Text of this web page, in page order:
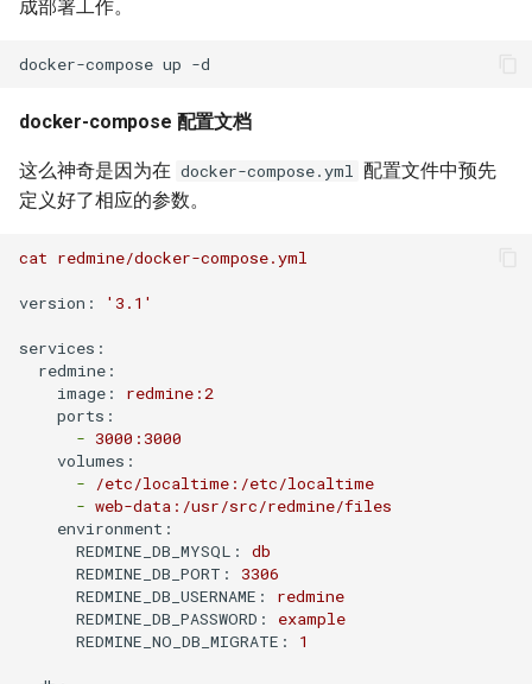
crontab
DockerFile COPY绝对路径报
Docker 数据卷
Docker cp 命令
install安装扩展模块？
如何为Alpine容器安装Perl套
没有LVM逻辑卷如何扩展
Docker存储空间？
Alpine容器更改正确时区
Docker stats命令
Selinux
CentOS 7 配置网络
CentOS 7 扩展root根分区
清除Linux系统登陆信息
screen 命令
brctl 命令
Linux 前台与后台
CentOS irqbalance导致高负载
使用 Pecl 安装 intl扩展
rabbitmq 3 安装与配置
ldd 命令
python 列表基本操作
python 序列和列表
python以脚本方式运行
Memcached 服务启动脚本
CentOS 配置多IP脚本
while 循环中ssh命令自动退
echo 字背景颜色和文字颜色
XenServer 使用命令行更新补
重
Xen 半虚拟化(PV)和完全虚拟
XenServer 销毁指定的 VDI
XenServer 隐藏的虚拟机
XenServer 主机池变更Master
XenServer 创建 Windows 实
XenServer 建立本地ISO SR库
Squid 正向代理
Squid 隐藏头部信息
Squid Forwarding loop
detected
LVS UDP服务测试
LVS + Keepalived 生产环境参
LVS HA(Keepalived)
LVS RealServer绑定VIP脚本
Mysql sleep()函数
Postgresql 导出与导入示例
redis 常用命令
Mysql 设置sql_mode
Oracle the password has
expired
Mysql 使用defaults-file免密
Redis 配置
net.core.somaxconn
Mysql 5.6 配置示例
Ubuntu 获取笔记本硬件温度
Ubuntu 使用iftop查看网络流
程
Ubuntu 设置 swappiness
Ubuntu 系统 chpasswd 命令
Ubuntu 替换 cosmos 壁纸
Ubuntu 配置 SNMP服务
Ubuntu 单人模式修改root密码
Ubuntu 系统 dpkg 命令
Ubuntu 使用电信3G网络
成部署工作。
docker-compose 配置文档
这么神奇是因为在 docker-compose.yml 配置文件中预先
定义好了相应的参数。
cat redmine/docker-compose.yml
version: '3.1'
services:
redmine:
image:
redmine:2
ports:
- 3000 :3000
volumes:
-
/etc/localtime:/etc/localtime
- web-data:/usr/src/redmine/files
environment:
REDMINE_DB_MYSQL:
db
REDMINE_DB_PORT:
3306
REDMINE_DB_USERNAME:
redmine
REDMINE_DB_PASSWORD:
example
REDMINE_NO_DB_MIGRATE:
1